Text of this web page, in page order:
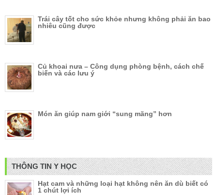
Trái cây tốt cho sức khỏe nhưng không phải ăn bao
nhiêu cũng được
Củ khoai nưa – Công dụng phòng bệnh, cách chế
biến và các lưu ý
Món ăn giúp nam giới “sung mãng” hơn
THÔNG TIN Y HỌC
Hạt cam và những loại hạt không nên ăn dù biết có
1 chút lợi ích